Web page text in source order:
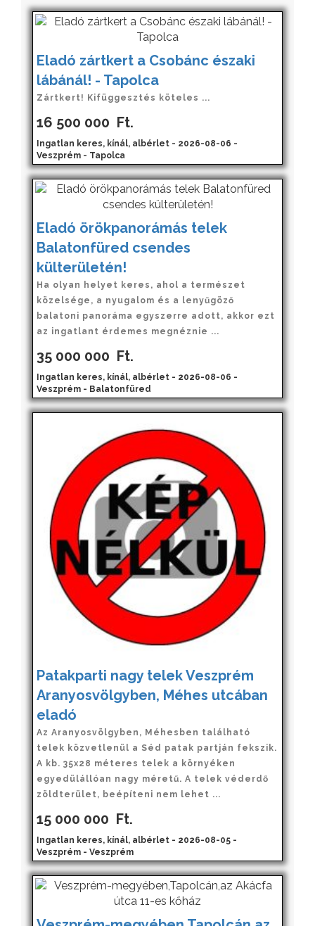
Eladó zártkert a Csobánc északi
lábánál! - Tapolca
Zártkert! Kifüggesztés köteles ...
16 500 000 Ft.
Ingatlan keres, kínál, albérlet - 2026-08-06 -
Veszprém - Tapolca
Eladó örökpanorámás telek
Balatonfüred csendes
külterületén!
Ha olyan helyet keres, ahol a természet
közelsége, a nyugalom és a lenyűgöző
balatoni panoráma egyszerre adott, akkor ezt
az ingatlant érdemes megnéznie ...
35 000 000 Ft.
Ingatlan keres, kínál, albérlet - 2026-08-06 -
Veszprém - Balatonfüred
Patakparti nagy telek Veszprém
Aranyosvölgyben, Méhes utcában
eladó
Az Aranyosvölgyben, Méhesben található
telek közvetlenül a Séd patak partján fekszik.
A kb. 35x28 méteres telek a környéken
egyedülállóan nagy méretű. A telek véderdő
zöldterület, beépíteni nem lehet ...
15 000 000 Ft.
Ingatlan keres, kínál, albérlet - 2026-08-05 -
Veszprém - Veszprém